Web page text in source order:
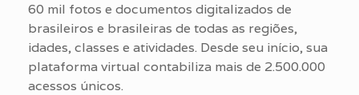
60 mil fotos e documentos digitalizados de
brasileiros e brasileiras de todas as regiões,
idades, classes e atividades. Desde seu início, sua
plataforma virtual contabiliza mais de 2.500.000
acessos únicos.